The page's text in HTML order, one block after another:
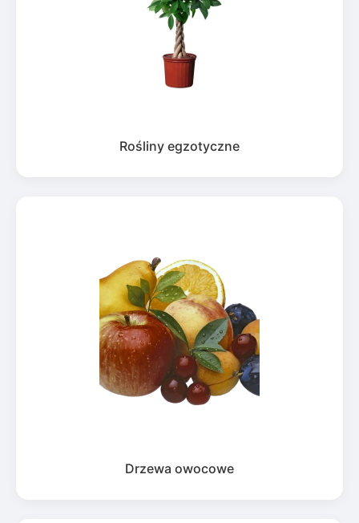
Rośliny egzotyczne
Drzewa owocowe